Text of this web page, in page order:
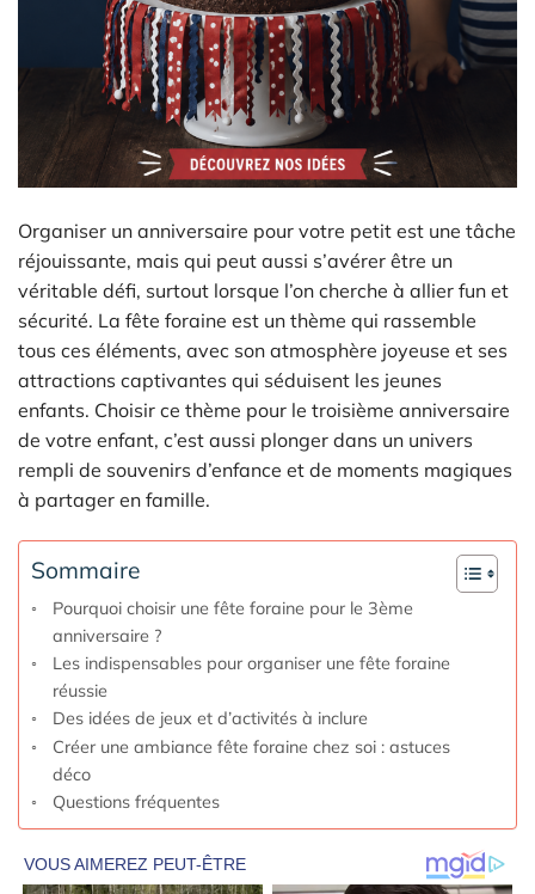
Organiser un anniversaire pour votre petit est une tâche
réjouissante, mais qui peut aussi s’avérer être un
véritable défi, surtout lorsque l’on cherche à allier fun et
sécurité. La fête foraine est un thème qui rassemble
tous ces éléments, avec son atmosphère joyeuse et ses
attractions captivantes qui séduisent les jeunes
enfants. Choisir ce thème pour le troisième anniversaire
de votre enfant, c’est aussi plonger dans un univers
rempli de souvenirs d’enfance et de moments magiques
à partager en famille.
Sommaire
Pourquoi choisir une fête foraine pour le 3ème
anniversaire ?
Les indispensables pour organiser une fête foraine
réussie
Des idées de jeux et d’activités à inclure
Créer une ambiance fête foraine chez soi : astuces
déco
Questions fréquentes